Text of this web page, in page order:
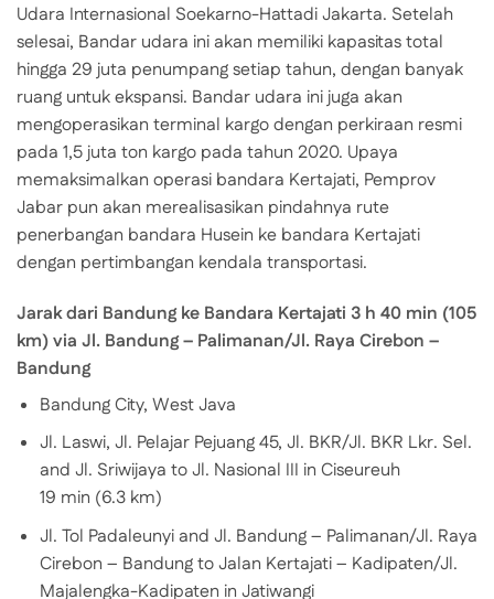
Udara Internasional Soekarno-Hattadi Jakarta. Setelah
selesai, Bandar udara ini akan memiliki kapasitas total
hingga 29 juta penumpang setiap tahun, dengan banyak
ruang untuk ekspansi. Bandar udara ini juga akan
mengoperasikan terminal kargo dengan perkiraan resmi
pada 1,5 juta ton kargo pada tahun 2020. Upaya
memaksimalkan operasi bandara Kertajati, Pemprov
Jabar pun akan merealisasikan pindahnya rute
penerbangan bandara Husein ke bandara Kertajati
dengan pertimbangan kendala transportasi.
Jarak dari Bandung ke Bandara Kertajati 3 h 40 min (105
km) via Jl. Bandung – Palimanan/Jl. Raya Cirebon –
Bandung
Bandung City, West Java
Jl. Laswi, Jl. Pelajar Pejuang 45, Jl. BKR/Jl. BKR Lkr. Sel.
and Jl. Sriwijaya to Jl. Nasional III in Ciseureuh
19 min (6.3 km)
Jl. Tol Padaleunyi and Jl. Bandung – Palimanan/Jl. Raya
Cirebon – Bandung to Jalan Kertajati – Kadipaten/Jl.
Majalengka-Kadipaten in Jatiwangi